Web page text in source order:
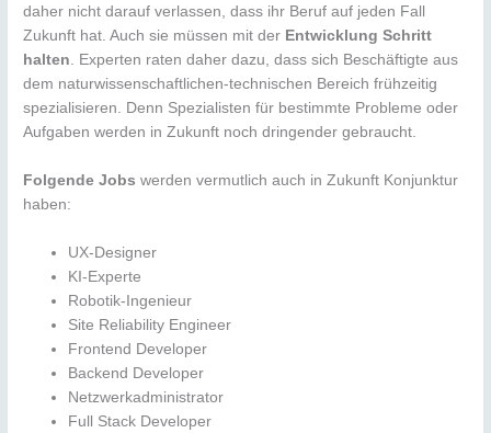
daher nicht darauf verlassen, dass ihr Beruf auf jeden Fall
Zukunft hat. Auch sie müssen mit der Entwicklung Schritt
halten . Experten raten daher dazu, dass sich Beschäftigte aus
dem naturwissenschaftlichen-technischen Bereich frühzeitig
spezialisieren. Denn Spezialisten für bestimmte Probleme oder
Aufgaben werden in Zukunft noch dringender gebraucht.
Folgende Jobs werden vermutlich auch in Zukunft Konjunktur
haben:
UX-Designer
KI-Experte
Robotik-Ingenieur
Site Reliability Engineer
Frontend Developer
Backend Developer
Netzwerkadministrator
Full Stack Developer